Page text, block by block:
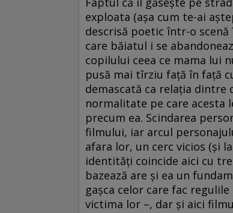
exploata (aşa cum te-ai
descrisă poetic într-o
care băiatul i se
copilului ceea ce mama lui
pusă mai tîrziu faţă în faţă
demascată ca relaţia dintre
normalitate pe care acesta
precum ea. Scindarea
filmului, iar arcul
afara lor, un cerc vicios (şi
identităţi coincide aici cu
bazează are şi ea un
gaşca celor care fac
victima lor –, dar şi aici